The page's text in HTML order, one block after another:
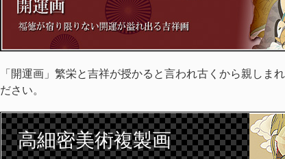
「開運画」繁栄と吉祥が授かると言われ古くから親しま
ださい。
高細密美術複製画